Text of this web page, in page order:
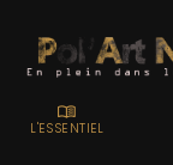
MENU_BOOK
L'ESSENTIEL